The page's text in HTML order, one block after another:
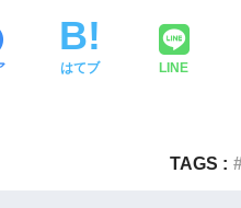
はてブ LINE
TAGS :